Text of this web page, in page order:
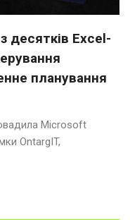
десятків Excel-
планування
Microsoft
OntargIT,